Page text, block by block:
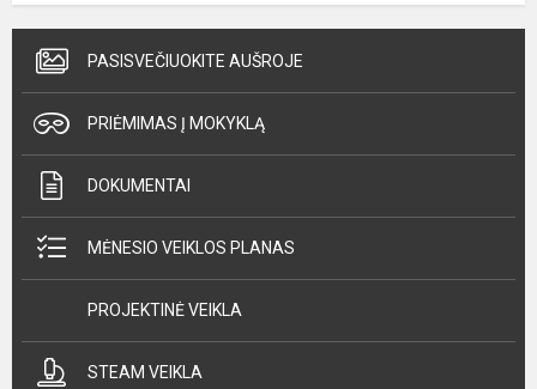
PASISVEČIUOKITE AUŠROJE
PRIĖMIMAS Į MOKYKLĄ
DOKUMENTAI
MĖNESIO VEIKLOS PLANAS
PROJEKTINĖ VEIKLA
STEAM VEIKLA